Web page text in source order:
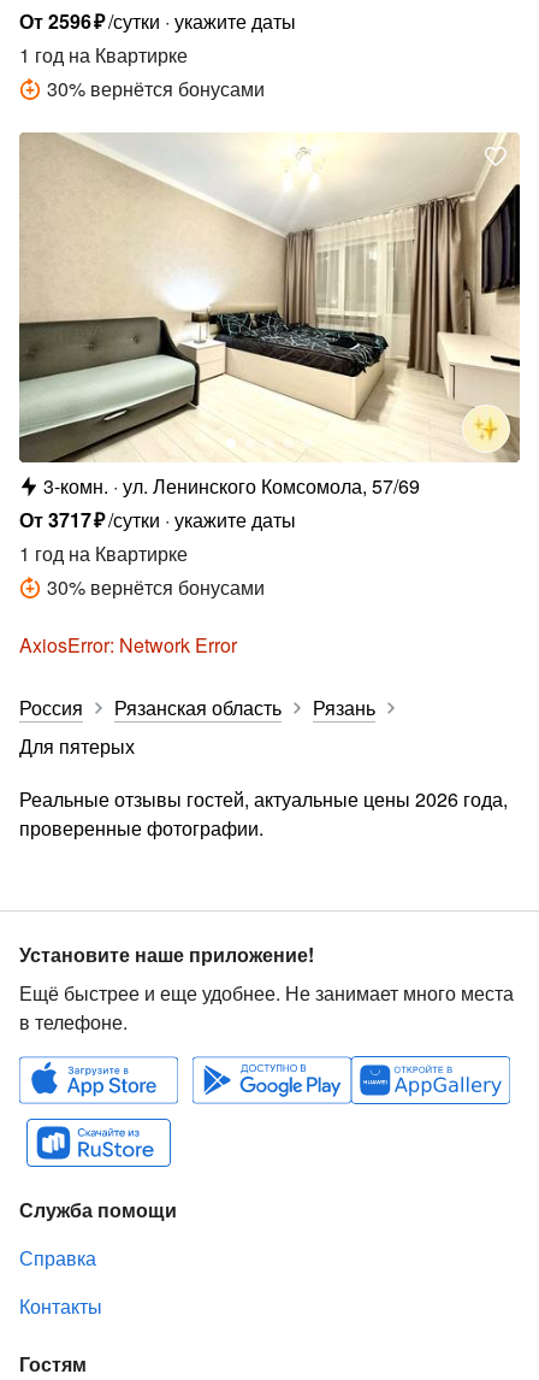
От2596₽/сутки укажите даты
1 год на Квартирке
30% вернётся бонусами
3-комн. ул. Ленинского Комсомола, 57/69
От3717₽/сутки укажите даты
1 год на Квартирке
30% вернётся бонусами
AxiosError: Network Error
Россия Рязанская область
Рязань
Для пятерых
Реальные отзывы гостей, актуальные цены 2026 года,
проверенные фотографии.
Установите наше приложение!
Ещё быстрее и еще удобнее. Не занимает много места
в телефоне.
Служба помощи
Справка
Контакты
Гостям